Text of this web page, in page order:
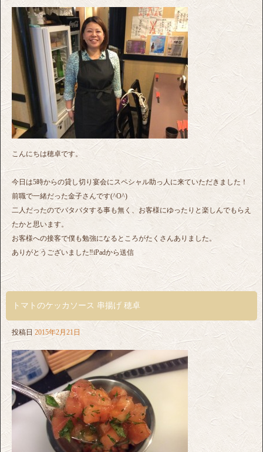
こんにちは穂卓です。
今日は5時からの貸し切り宴会にスペシャル助っ人に来ていただきました！
前職で一緒だった金子さんです(^O^)
二人だったのでバタバタする事も無く、お客様にゆったりと楽しんでもらえ
たかと思います。
お客様への接客で僕も勉強になるところがたくさんありました。
ありがとうございました‼️iPadから送信
トマトのケッカソース 串揚げ 穂卓
投稿日 2015年2月21日